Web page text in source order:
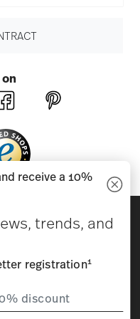
your home
conditions
Privacy
receive a 10%
trends, and
registration1